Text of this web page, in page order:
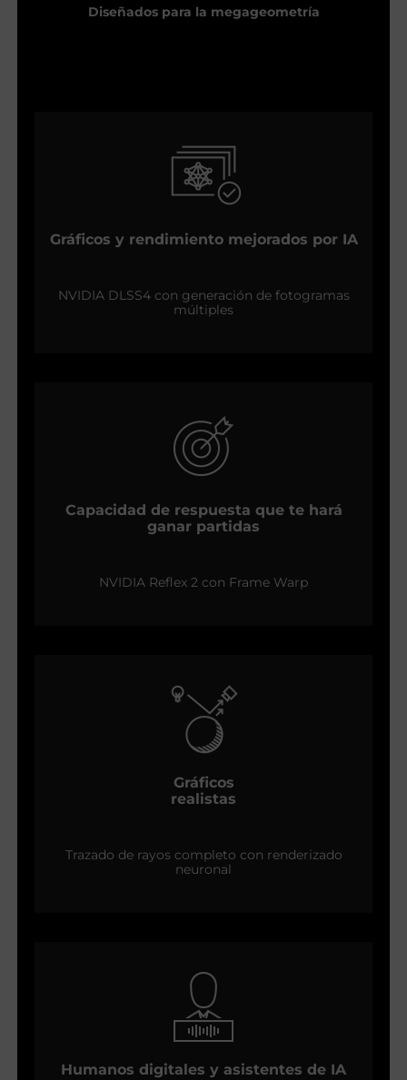
Diseñados para la megageometría
Gráficos y rendimiento mejorados por IA
NVIDIA DLSS4 con generación de fotogramas
múltiples
Capacidad de respuesta que te hará
ganar partidas
NVIDIA Reflex 2 con Frame Warp
Gráficos
realistas
Trazado de rayos completo con renderizado
neuronal
Humanos digitales y asistentes de IA